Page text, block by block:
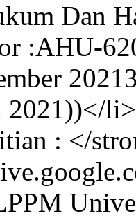
Dan
:AHU-
: </